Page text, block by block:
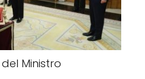
Ministro